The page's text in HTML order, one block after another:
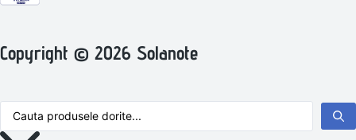
Copyright © 2026 Solanote